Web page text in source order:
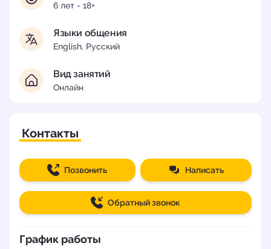
6 лет - 18+
Языки общения
English, Русский
Вид занятий
Онлайн
Контакты
Позвонить Написать
Обратный звонок
График работы